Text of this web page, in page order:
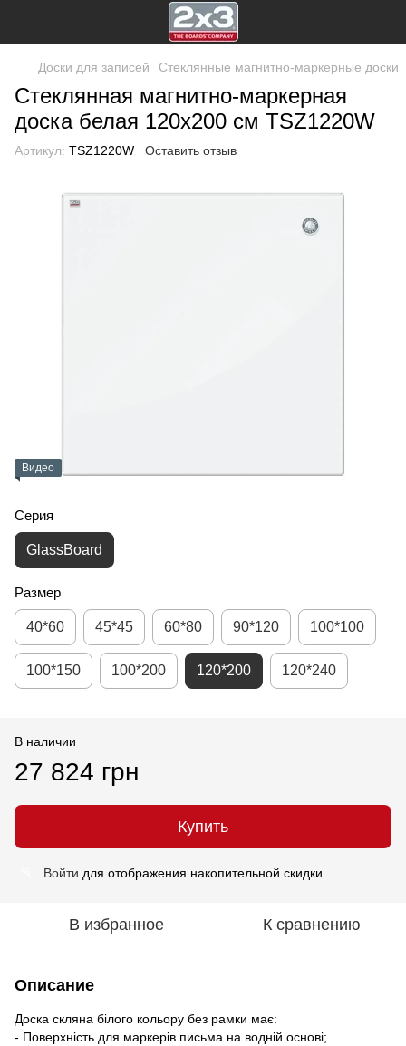
Доски для записей Стеклянные магнитно-маркерные доски
Стеклянная магнитно-маркерная
доска белая 120x200 см TSZ1220W
Артикул: TSZ1220W Оставить отзыв
Видео
Серия
GlassBoard
Размер
40*60 45*45 60*80 90*120 100*100
100*150 100*200 120*200 120*240
В наличии
27 824 грн
Купить
Войти для отображения накопительной скидки
В избранное К сравнению
Описание
Доска скляна білого кольору без рамки має:
- Поверхність для маркерів письма на водній основі;